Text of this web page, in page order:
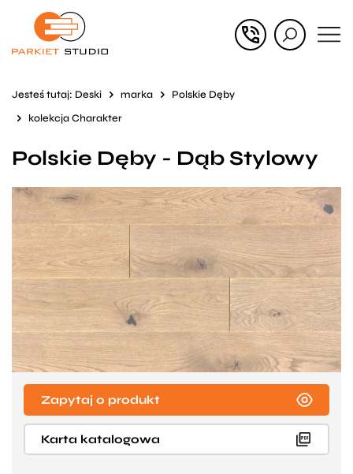
Przejdź
Przejdź
Jesteś tutaj: Deski marka
Polskie Dęby
kolekcja Charakter
Polskie Dęby - Dąb Stylowy
Zapytaj o produkt
Karta katalogowa